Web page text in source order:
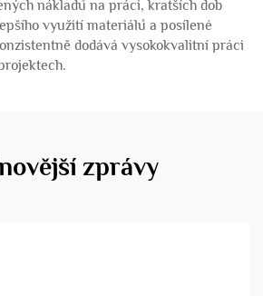
nákladů na práci, kratších dob
využití materiálů a posílené
dodává vysokokvalitní práci
zprávy